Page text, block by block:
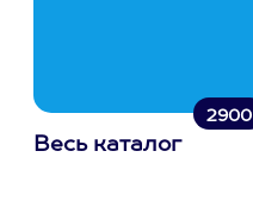
2900
Весь каталог